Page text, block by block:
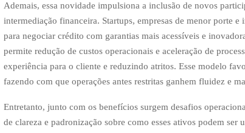
Ademais, essa novidade impulsiona a inclusão de novos
intermediação financeira. Startups, empresas de menor porte e
para negociar crédito com garantias mais acessíveis e
permite redução de custos operacionais e aceleração de
experiência para o cliente e reduzindo atritos. Esse modelo
fazendo com que operações antes restritas ganhem fluidez e
Entretanto, junto com os benefícios surgem desafios
de clareza e padronização sobre como esses ativos podem ser